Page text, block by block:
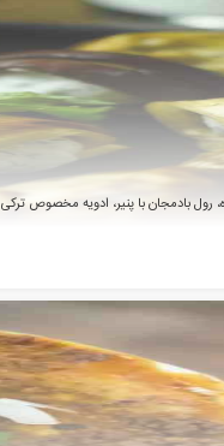
رول بادمجان با پنیر، ادویه مخصوص ترکی